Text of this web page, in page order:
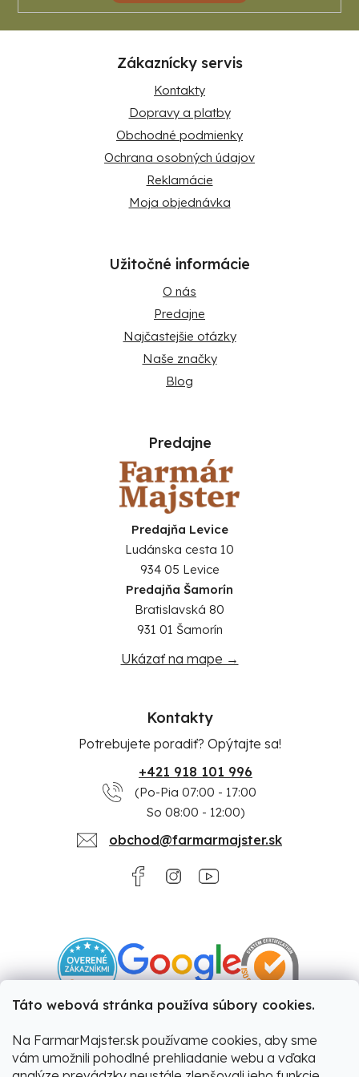
Táto webová stránka používa súbory cookies.
Na FarmarMajster.sk používame cookies, aby sme
vám umožnili pohodlné prehliadanie webu a vďaka
Zákaznícky servis
Kontakty
Dopravy a platby
Obchodné podmienky
Ochrana osobných údajov
Reklamácie
Moja objednávka
Užitočné informácie
O nás
Predajne
Najčastejšie otázky
Naše značky
Blog
Predajne
Predajňa Levice
Ludánska cesta 10
934 05 Levice
Predajňa Šamorín
Bratislavská 80
931 01 Šamorín
Ukázať na mape →
Kontakty
Potrebujete poradiť? Opýtajte sa!
+421 918 101 996
(Po-Pia 07:00 - 17:00
So 08:00 - 12:00)
obchod@farmarmajster.sk